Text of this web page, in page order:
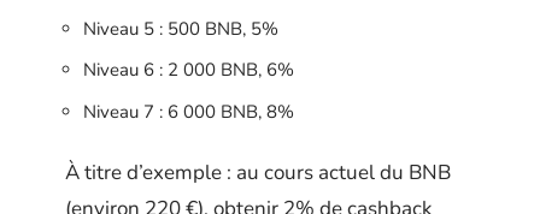
Niveau 5 : 500 BNB, 5%
Niveau 6 : 2 000 BNB, 6%
Niveau 7 : 6 000 BNB, 8%
À titre d’exemple : au cours actuel du BNB